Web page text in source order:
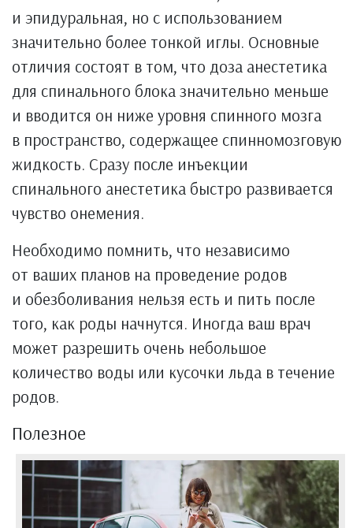
и эпидуральная, но с использованием
значительно более тонкой иглы. Основные
отличия состоят в том, что доза анестетика
для спинального блока значительно меньше
и вводится он ниже уровня спинного мозга
в пространство, содержащее спинномозговую
жидкость. Сразу после инъекции
спинального анестетика быстро развивается
чувство онемения.
Необходимо помнить, что независимо
от ваших планов на проведение родов
и обезболивания нельзя есть и пить после
того, как роды начнутся. Иногда ваш врач
может разрешить очень небольшое
количество воды или кусочки льда в течение
родов.
Полезное